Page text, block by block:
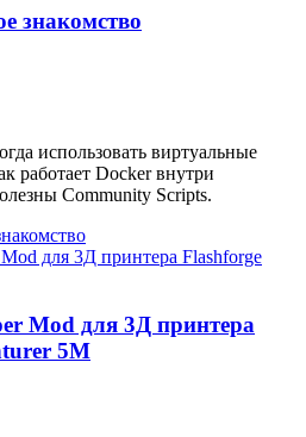
знакомство
использовать виртуальные
работает Docker внутри
Community Scripts.
Mod для 3Д принтера
5M